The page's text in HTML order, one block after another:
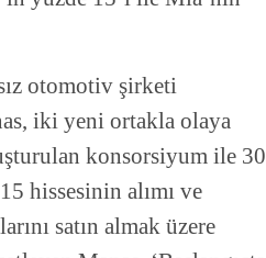
otomotiv şirketi
iki yeni ortakla olaya
konsorsiyum ile 30
hissesinin alımı ve
satın almak üzere